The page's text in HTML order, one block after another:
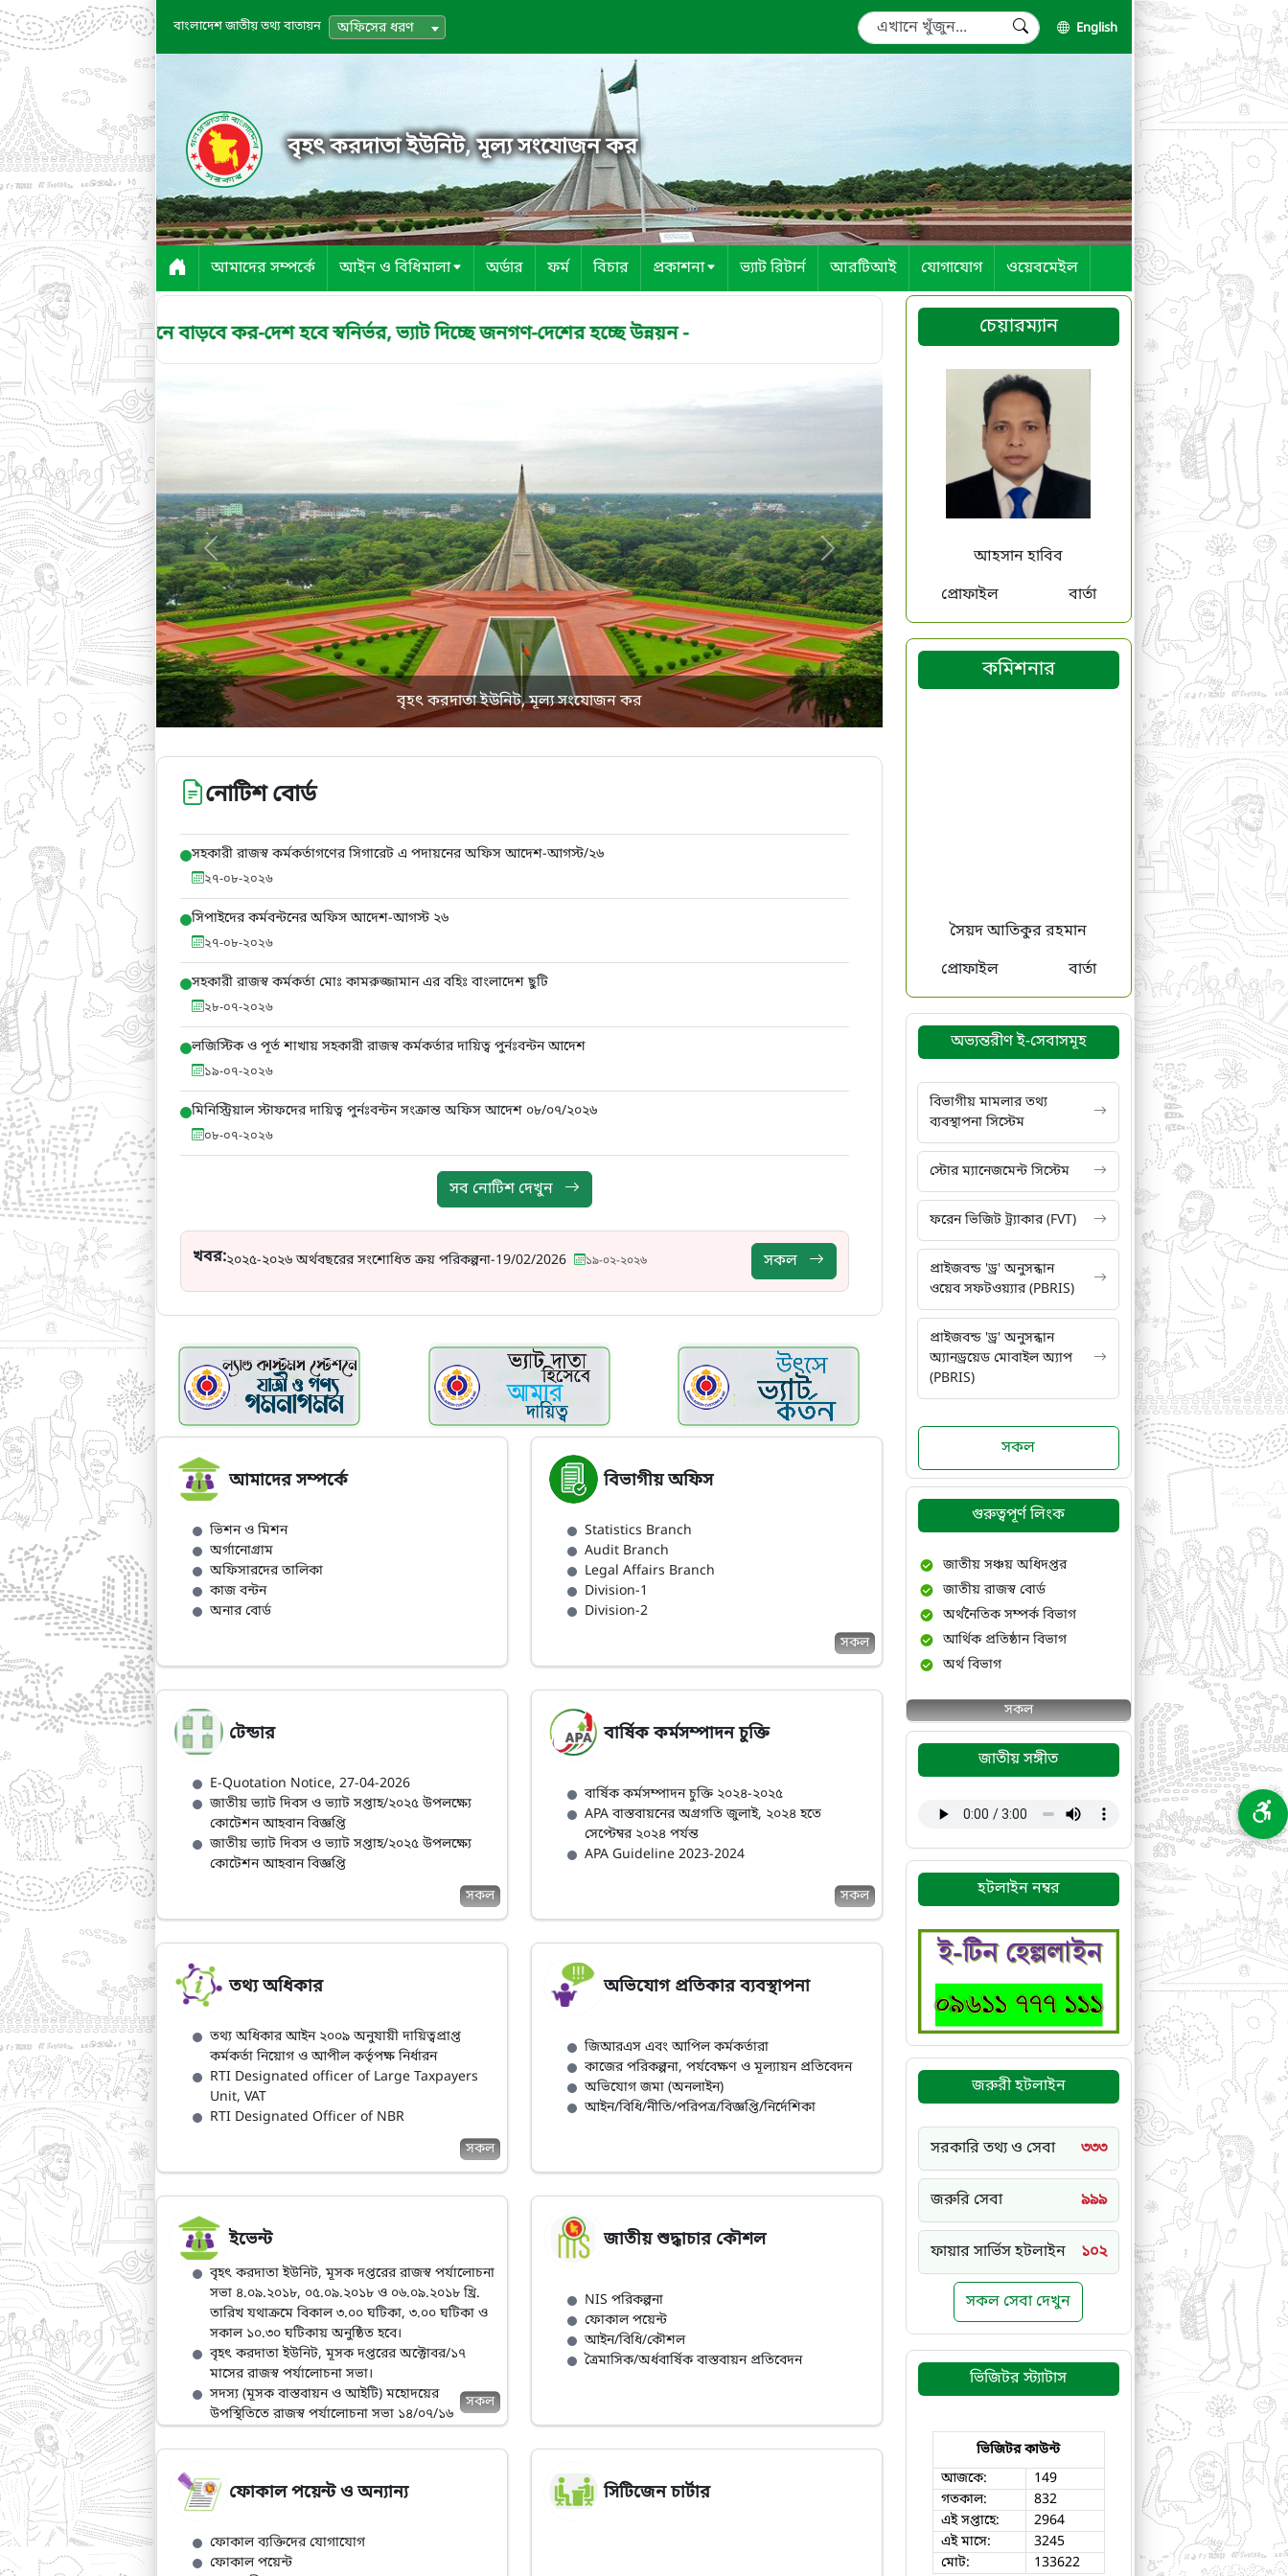
বাংলাদেশ জাতীয় তথ্য বাতায়ন অফিসের ধরণ English
বৃহৎ করদাতা ইউনিট, মূল্য সংযোজন কর
আমাদের সম্পর্কে আইন ও বিধিমালা অর্ডার ফর্ম বিচার প্রকাশনা ভ্যাট রিটার্ন আরটিআই যোগাযোগ ওয়েবমেইল
উন্নয়নে বাড়বে কর-দেশ হবে স্বনির্ভর, ভ্যাট দিচ্ছে জনগণ-দেশের হচ্ছে উন্নয়ন -
বৃহৎ করদাতা ইউনিট, মূল্য সংযোজন কর
Previous Next
নোটিশ বোর্ড
সহকারী রাজস্ব কর্মকর্তাগণের সিগারেট এ পদায়নের অফিস আদেশ-আগস্ট/২৬
২৭-০৮-২০২৬
সিপাইদের কর্মবন্টনের অফিস আদেশ-আগস্ট ২৬
২৭-০৮-২০২৬
সহকারী রাজস্ব কর্মকর্তা মোঃ কামরুজ্জামান এর বহিঃ বাংলাদেশ ছুটি
২৮-০৭-২০২৬
লজিস্টিক ও পূর্ত শাখায় সহকারী রাজস্ব কর্মকর্তার দায়িত্ব পুর্নঃবন্টন আদেশ
১৯-০৭-২০২৬
মিনিস্ট্রিয়াল স্টাফদের দায়িত্ব পুর্নঃবন্টন সংক্রান্ত অফিস আদেশ ০৮/০৭/২০২৬
০৮-০৭-২০২৬
সব নোটিশ দেখুন
খবর:২০২৫-২০২৬ অর্থবছরের সংশোধিত ক্রয় পরিকল্পনা-19/02/2026 ১৯-০২-২০২৬ সকল
আমাদের সম্পর্কে
ভিশন ও মিশন
অর্গানোগ্রাম
অফিসারদের তালিকা
কাজ বন্টন
অনার বোর্ড
বিভাগীয় অফিস
Statistics Branch
Audit Branch
Legal Affairs Branch
Division-1
Division-2
সকল
টেন্ডার
E-Quotation Notice, 27-04-2026
জাতীয় ভ্যাট দিবস ও ভ্যাট সপ্তাহ/২০২৫ উপলক্ষ্যে
কোটেশন আহবান বিজ্ঞপ্তি
জাতীয় ভ্যাট দিবস ও ভ্যাট সপ্তাহ/২০২৫ উপলক্ষ্যে
কোটেশন আহবান বিজ্ঞপ্তি
সকল
বার্ষিক কর্মসম্পাদন চুক্তি
বার্ষিক কর্মসম্পাদন চুক্তি ২০২৪-২০২৫
APA বাস্তবায়নের অগ্রগতি জুলাই, ২০২৪ হতে
সেপ্টেম্বর ২০২৪ পর্যন্ত
APA Guideline 2023-2024
সকল
তথ্য অধিকার
তথ্য অধিকার আইন ২০০৯ অনুযায়ী দায়িত্বপ্রাপ্ত
কর্মকর্তা নিয়োগ ও আপীল কর্তৃপক্ষ নির্ধারন
RTI Designated officer of Large Taxpayers
Unit, VAT
RTI Designated Officer of NBR
সকল
অভিযোগ প্রতিকার ব্যবস্থাপনা
জিআরএস এবং আপিল কর্মকর্তারা
কাজের পরিকল্পনা, পর্যবেক্ষণ ও মূল্যায়ন প্রতিবেদন
অভিযোগ জমা (অনলাইন)
আইন/বিধি/নীতি/পরিপত্র/বিজ্ঞপ্তি/নির্দেশিকা
ইভেন্ট
বৃহৎ করদাতা ইউনিট, মূসক দপ্তরের রাজস্ব পর্যালোচনা
সভা ৪.০৯.২০১৮, ০৫.০৯.২০১৮ ‍ও ০৬.০৯.২০১৮ খ্রি.
তারিখ যথাক্রমে বিকাল ৩.০০ ঘটিকা, ৩.০০ ঘটিকা ও
সকাল ১০.৩০ ঘটিকায় অনুষ্ঠিত হবে।
বৃহৎ করদাতা ইউনিট, মূসক দপ্তরের অক্টোবর/১৭
মাসের রাজস্ব পর্যালোচনা সভা।
সদস্য (মূসক বাস্তবায়ন ও আইটি) মহোদয়ের
উপস্থিতিতে রাজস্ব পর্যালোচনা সভা ১৪/০৭/১৬
সকল
জাতীয় শুদ্ধাচার কৌশল
NIS পরিকল্পনা
ফোকাল পয়েন্ট
আইন/বিধি/কৌশল
ত্রৈমাসিক/অর্ধবার্ষিক বাস্তবায়ন প্রতিবেদন
ফোকাল পয়েন্ট ও অন্যান্য
ফোকাল ব্যক্তিদের যোগাযোগ
ফোকাল পয়েন্ট
সিটিজেন চার্টার
চেয়ারম্যান
আহসান হাবিব
প্রোফাইল
বার্তা
কমিশনার
সৈয়দ আতিকুর রহমান
প্রোফাইল
বার্তা
অভ্যন্তরীণ ই-সেবাসমূহ
বিভাগীয় মামলার তথ্য
ব্যবস্থাপনা সিস্টেম
স্টোর ম্যানেজমেন্ট সিস্টেম
ফরেন ভিজিট ট্র্যাকার (FVT)
প্রাইজবন্ড 'ড্র' অনুসন্ধান
ওয়েব সফটওয়্যার (PBRIS)
প্রাইজবন্ড 'ড্র' অনুসন্ধান
অ্যানড্রয়েড মোবাইল অ্যাপ
(PBRIS)
সকল
গুরুত্বপূর্ণ লিংক
জাতীয় সঞ্চয় অধিদপ্তর
জাতীয় রাজস্ব বোর্ড
অর্থনৈতিক সম্পর্ক বিভাগ
আর্থিক প্রতিষ্ঠান বিভাগ
অর্থ বিভাগ
সকল
জাতীয় সঙ্গীত
হটলাইন নম্বর
জরুরী হটলাইন
সরকারি তথ্য ও সেবা ৩৩৩
জরুরি সেবা ৯৯৯
ফায়ার সার্ভিস হটলাইন ১০২
সকল সেবা দেখুন
ভিজিটর স্ট্যাটাস
ভিজিটর কাউন্ট
আজকে:
149
গতকাল:
832
এই সপ্তাহে:
2964
এই মাসে:
3245
মোট:
133622